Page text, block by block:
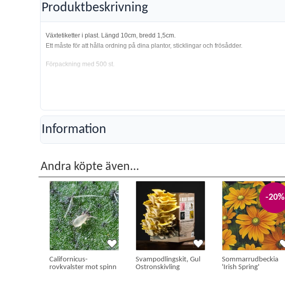
Produktbeskrivning
Växtetiketter i plast. Längd 10cm, bredd 1,5cm.
Ett måste för att hålla ordning på dina plantor, sticklingar och frösådder.
Förpackning med 500 st.
Information
Andra köpte även...
Californicus-
rovkvalster mot spinn
Svampodlingskit, Gul
Ostronskivling
-20%
Sommarrudbeckia
'Irish Spring'